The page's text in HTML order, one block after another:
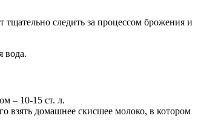
тщательно следить за процессом брожения и
вода.
– 10-15 ст. л.
взять домашнее скисшее молоко, в котором